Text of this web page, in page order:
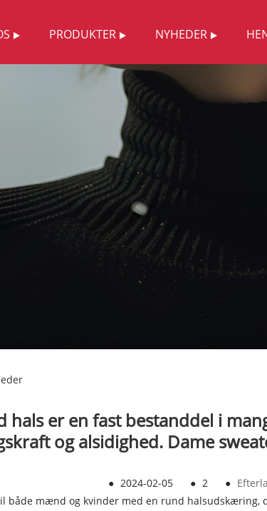
PRODUKTER NYHEDER
hals er en fast bestanddel i
og alsidighed. Dame
● 2024-02-05 ● 2 ●
både mænd og kvinder med en rund halsudskæring,